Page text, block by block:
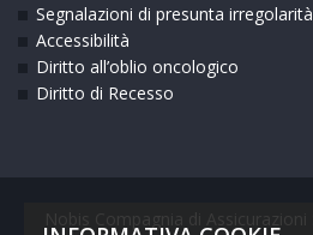
Segnalazioni di presunta irregolarità
Accessibilità
Diritto all’oblio oncologico
Diritto di Recesso